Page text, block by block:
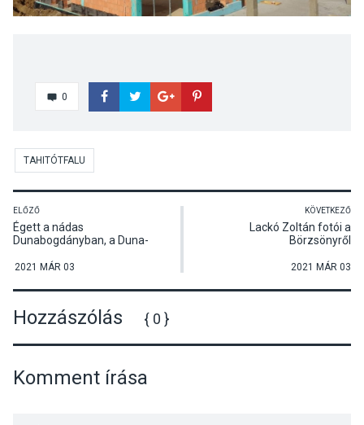
0
TAHITÓTFALU
ELŐZŐ
Égett a nádas
Dunabogdányban, a Duna-
2021 MÁR 03
KÖVETKEZŐ
Lackó Zoltán fotói a
Börzsönyről
2021 MÁR 03
Hozzászólás { 0 }
Komment írása